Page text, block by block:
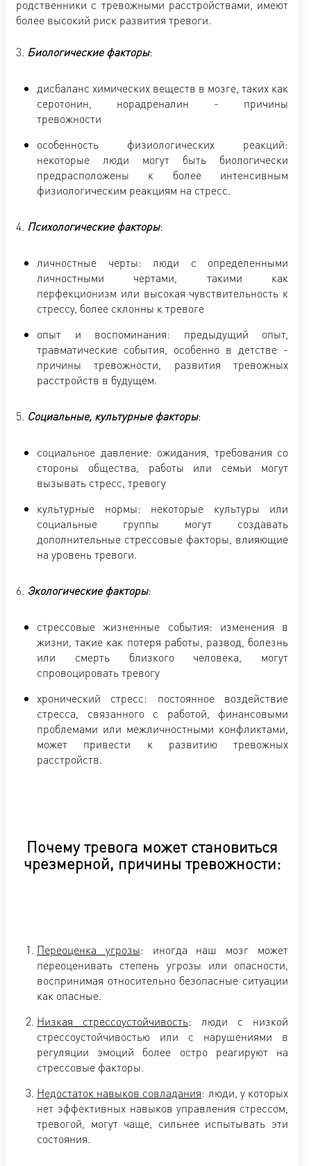
родственники с тревожными расстройствами, имеют
более высокий риск развития тревоги.
3. Биологические факторы:
дисбаланс химических веществ в мозге, таких как
серотонин, норадреналин - причины
тревожности
особенность физиологических реакций:
некоторые люди могут быть биологически
предрасположены к более интенсивным
физиологическим реакциям на стресс.
4. Психологические факторы:
личностные черты: люди с определенными
личностными чертами, такими как
перфекционизм или высокая чувствительность к
стрессу, более склонны к тревоге
опыт и воспоминания: предыдущий опыт,
травматические события, особенно в детстве -
причины тревожности, развития тревожных
расстройств в будущем.
5. Социальные, культурные факторы:
социальное давление: ожидания, требования со
стороны общества, работы или семьи могут
вызывать стресс, тревогу
культурные нормы: некоторые культуры или
социальные группы могут создавать
дополнительные стрессовые факторы, влияющие
на уровень тревоги.
6. Экологические факторы:
стрессовые жизненные события: изменения в
жизни, такие как потеря работы, развод, болезнь
или смерть близкого человека, могут
спровоцировать тревогу
хронический стресс: постоянное воздействие
стресса, связанного с работой, финансовыми
проблемами или межличностными конфликтами,
может привести к развитию тревожных
расстройств.
Почему тревога может становиться
чрезмерной, причины тревожности:
Переоценка угрозы: иногда наш мозг может
переоценивать степень угрозы или опасности,
воспринимая относительно безопасные ситуации
как опасные.
Низкая стрессоустойчивость: люди с низкой
стрессоустойчивостью или с нарушениями в
регуляции эмоций более остро реагируют на
стрессовые факторы.
Недостаток навыков совладания: люди, у которых
нет эффективных навыков управления стрессом,
тревогой, могут чаще, сильнее испытывать эти
состояния.